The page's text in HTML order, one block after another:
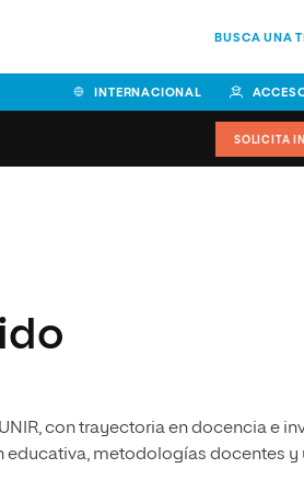
BUSCA UNA
INTERNACIONAL
Facultad de Ciencias de la
Salud
Escuela Superior de Ingeniería
y Tecnología (ESIT)
SOLICITA
con trayectoria en docencia e
metodologías docentes y